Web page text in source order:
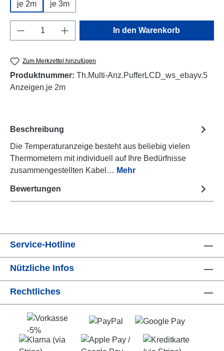
je 2m je 3m
Produkt Anzahl: Gib den gewünschten
In den Warenkorb
Zum Merkzettel hinzufügen
Produktnummer: Th.Multi-Anz.PufferLCD_ws_ebayv.5
Anzeigen.je 2m
Beschreibung
Die Temperaturanzeige besteht aus beliebig vielen
Thermometern mit individuell auf Ihre Bedürfnisse
zusammengestellten Kabel… Mehr
Bewertungen
Service-Hotline
Nützliche Infos
Rechtliches